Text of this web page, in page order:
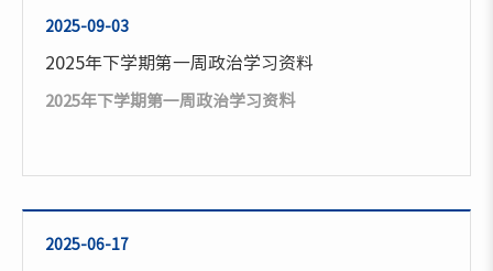
2025-09-03
2025年下学期第一周政治学习资料
2025年下学期第一周政治学习资料
2025-06-17